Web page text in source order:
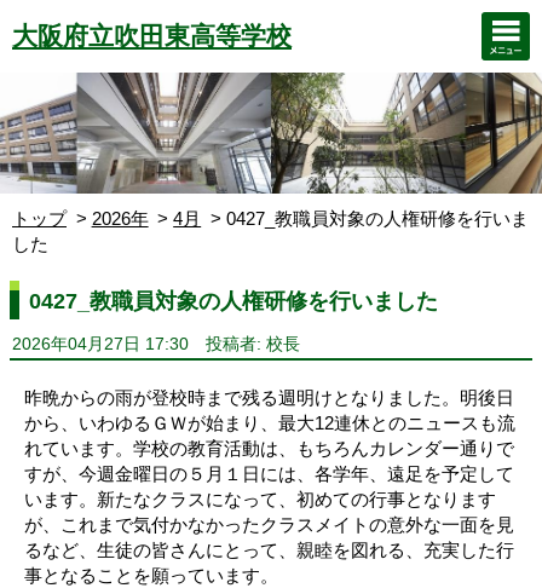
大阪府立吹田東高等学校
トップ 2026年 4月
0427_教職員対象の人権研修を行いま
した
0427_教職員対象の人権研修を行いました
2026年04月27日 17:30 投稿者: 校長
昨晩からの雨が登校時まで残る週明けとなりました。明後日
から、いわゆるＧＷが始まり、最大12連休とのニュースも流
れています。学校の教育活動は、もちろんカレンダー通りで
すが、今週金曜日の５月１日には、各学年、遠足を予定して
います。新たなクラスになって、初めての行事となります
が、これまで気付かなかったクラスメイトの意外な一面を見
るなど、生徒の皆さんにとって、親睦を図れる、充実した行
事となることを願っています。